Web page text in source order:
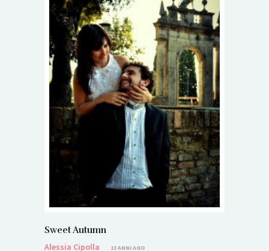
Sweet Autumn
Alessia Cipolla
13 ANNI AGO